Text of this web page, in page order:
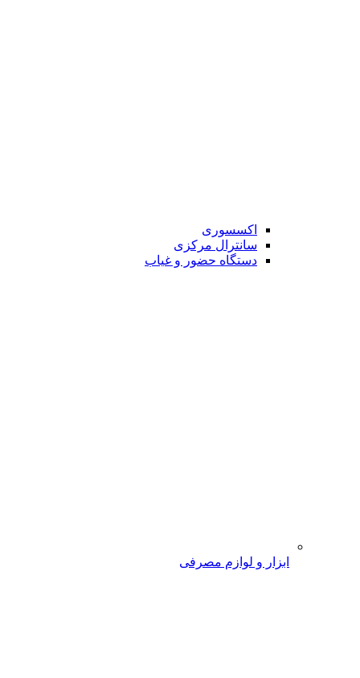
اکسسوری
سانترال مرکزی
دستگاه حضور و غیاب
ابزار و لوازم مصرفی